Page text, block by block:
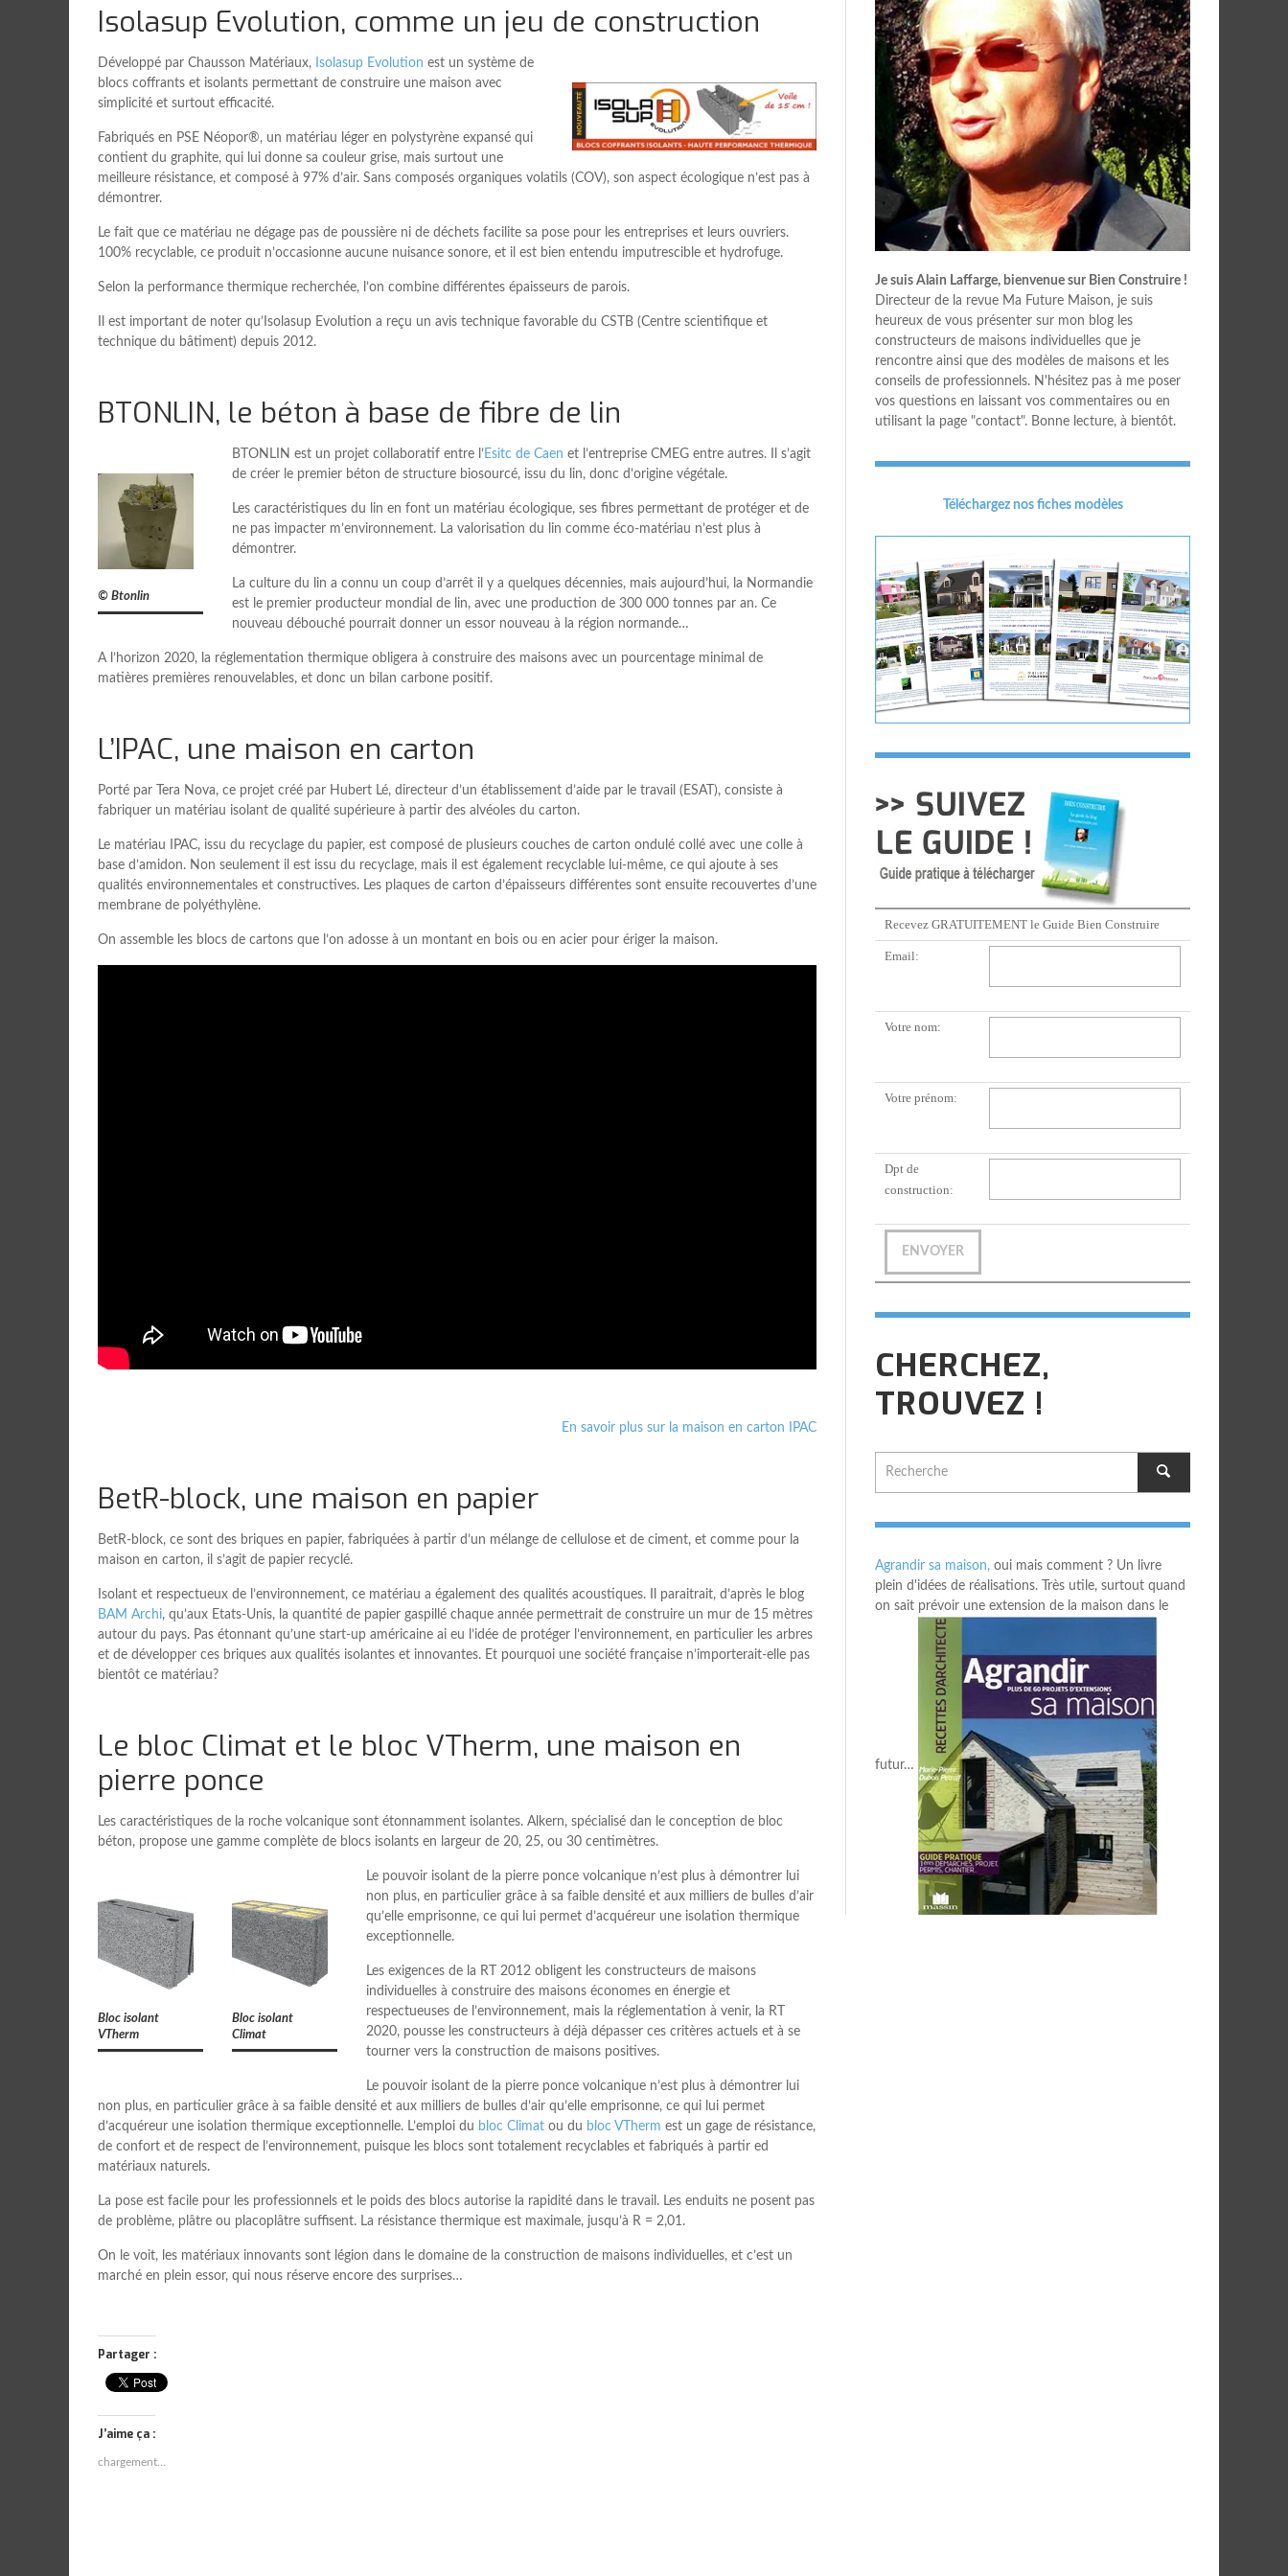
Isolasup Evolution, comme un jeu de construction
Développé par Chausson Matériaux, Isolasup Evolution est un système de
blocs coffrants et isolants permettant de construire une maison avec
simplicité et surtout efficacité.
Fabriqués en PSE Néopor®, un matériau léger en polystyrène expansé qui
contient du graphite, qui lui donne sa couleur grise, mais surtout une
meilleure résistance, et composé à 97% d’air. Sans composés organiques volatils (COV), son aspect écologique n’est pas à
démontrer.
Le fait que ce matériau ne dégage pas de poussière ni de déchets facilite sa pose pour les entreprises et leurs ouvriers.
100% recyclable, ce produit n’occasionne aucune nuisance sonore, et il est bien entendu imputrescible et hydrofuge.
Selon la performance thermique recherchée, l’on combine différentes épaisseurs de parois.
Il est important de noter qu’Isolasup Evolution a reçu un avis technique favorable du CSTB (Centre scientifique et
technique du bâtiment) depuis 2012.
BTONLIN, le béton à base de fibre de lin
© Btonlin
BTONLIN est un projet collaboratif entre l’Esitc de Caen et l’entreprise CMEG entre autres. Il s’agit
de créer le premier béton de structure biosourcé, issu du lin, donc d’origine végétale.
Les caractéristiques du lin en font un matériau écologique, ses fibres permettant de protéger et de
ne pas impacter m’environnement. La valorisation du lin comme éco-matériau n’est plus à
démontrer.
La culture du lin a connu un coup d’arrêt il y a quelques décennies, mais aujourd’hui, la Normandie
est le premier producteur mondial de lin, avec une production de 300 000 tonnes par an. Ce
nouveau débouché pourrait donner un essor nouveau à la région normande…
A l’horizon 2020, la réglementation thermique obligera à construire des maisons avec un pourcentage minimal de
matières premières renouvelables, et donc un bilan carbone positif.
L’IPAC, une maison en carton
Porté par Tera Nova, ce projet créé par Hubert Lé, directeur d’un établissement d’aide par le travail (ESAT), consiste à
fabriquer un matériau isolant de qualité supérieure à partir des alvéoles du carton.
Le matériau IPAC, issu du recyclage du papier, est composé de plusieurs couches de carton ondulé collé avec une colle à
base d’amidon. Non seulement il est issu du recyclage, mais il est également recyclable lui-même, ce qui ajoute à ses
qualités environnementales et constructives. Les plaques de carton d’épaisseurs différentes sont ensuite recouvertes d’une
membrane de polyéthylène.
On assemble les blocs de cartons que l’on adosse à un montant en bois ou en acier pour ériger la maison.
En savoir plus sur la maison en carton IPAC
BetR-block, une maison en papier
BetR-block, ce sont des briques en papier, fabriquées à partir d’un mélange de cellulose et de ciment, et comme pour la
maison en carton, il s’agit de papier recyclé.
Isolant et respectueux de l’environnement, ce matériau a également des qualités acoustiques. Il paraitrait, d’après le blog
BAM Archi, qu’aux Etats-Unis, la quantité de papier gaspillé chaque année permettrait de construire un mur de 15 mètres
autour du pays. Pas étonnant qu’une start-up américaine ai eu l’idée de protéger l’environnement, en particulier les arbres
et de développer ces briques aux qualités isolantes et innovantes. Et pourquoi une société française n’importerait-elle pas
bientôt ce matériau?
Le bloc Climat et le bloc VTherm, une maison en
pierre ponce
Les caractéristiques de la roche volcanique sont étonnamment isolantes. Alkern, spécialisé dan le conception de bloc
béton, propose une gamme complète de blocs isolants en largeur de 20, 25, ou 30 centimètres.
Bloc isolant
VTherm
Bloc isolant
Climat
Le pouvoir isolant de la pierre ponce volcanique n’est plus à démontrer lui
non plus, en particulier grâce à sa faible densité et aux milliers de bulles d’air
qu’elle emprisonne, ce qui lui permet d’acquéreur une isolation thermique
exceptionnelle.
Les exigences de la RT 2012 obligent les constructeurs de maisons
individuelles à construire des maisons économes en énergie et
respectueuses de l’environnement, mais la réglementation à venir, la RT
2020, pousse les constructeurs à déjà dépasser ces critères actuels et à se
tourner vers la construction de maisons positives.
Le pouvoir isolant de la pierre ponce volcanique n’est plus à démontrer lui
non plus, en particulier grâce à sa faible densité et aux milliers de bulles d’air qu’elle emprisonne, ce qui lui permet
d’acquéreur une isolation thermique exceptionnelle. L’emploi du bloc Climat ou du bloc VTherm est un gage de résistance,
de confort et de respect de l’environnement, puisque les blocs sont totalement recyclables et fabriqués à partir ed
matériaux naturels.
La pose est facile pour les professionnels et le poids des blocs autorise la rapidité dans le travail. Les enduits ne posent pas
de problème, plâtre ou placoplâtre suffisent. La résistance thermique est maximale, jusqu’à R = 2,01.
On le voit, les matériaux innovants sont légion dans le domaine de la construction de maisons individuelles, et c’est un
marché en plein essor, qui nous réserve encore des surprises…
Partager :
J’aime ça :
chargement…
Je suis Alain Laffarge, bienvenue sur Bien Construire !
Directeur de la revue Ma Future Maison, je suis
heureux de vous présenter sur mon blog les
constructeurs de maisons individuelles que je
rencontre ainsi que des modèles de maisons et les
conseils de professionnels. N'hésitez pas à me poser
vos questions en laissant vos commentaires ou en
utilisant la page "contact". Bonne lecture, à bientôt.
Téléchargez nos fiches modèles
Recevez GRATUITEMENT le Guide Bien Construire
Email:
Votre nom:
Votre prénom:
Dpt de
construction:
CHERCHEZ,
TROUVEZ !
Agrandir sa maison, oui mais comment ? Un livre
plein d'idées de réalisations. Très utile, surtout quand
on sait prévoir une extension de la maison dans le
futur…